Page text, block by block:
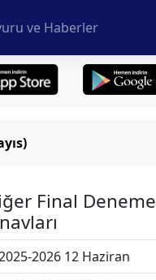
ve Haberler
Final Deneme
2026 12 Haziran